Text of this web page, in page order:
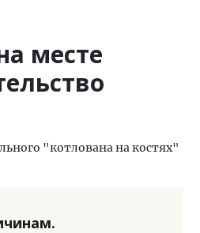
месте
"котлована на костях"